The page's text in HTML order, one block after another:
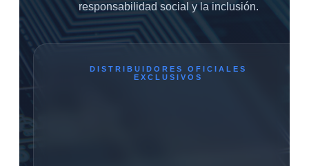
responsabilidad social y la inclusión.
DISTRIBUIDORES OFICIALES
EXCLUSIVOS